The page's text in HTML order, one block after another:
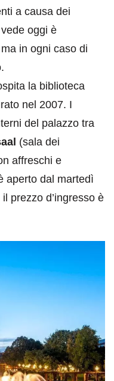
a causa dei
oggi è
in ogni caso di
la biblioteca
nel 2007. I
del palazzo tra
(sala dei
affreschi e
aperto dal martedì
prezzo d’ingresso è